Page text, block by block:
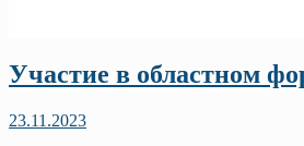
Участие в областном
23.11.2023